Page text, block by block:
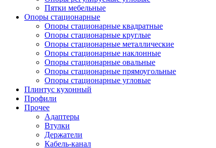
Пятки мебельные
Опоры стационарные
Опоры стационарные квадратные
Опоры стационарные круглые
Опоры стационарные металлические
Опоры стационарные наклонные
Опоры стационарные овальные
Опоры стационарные прямоугольные
Опоры стационарные угловые
Плинтус кухонный
Профили
Прочее
Адаптеры
Втулки
Держатели
Кабель-канал